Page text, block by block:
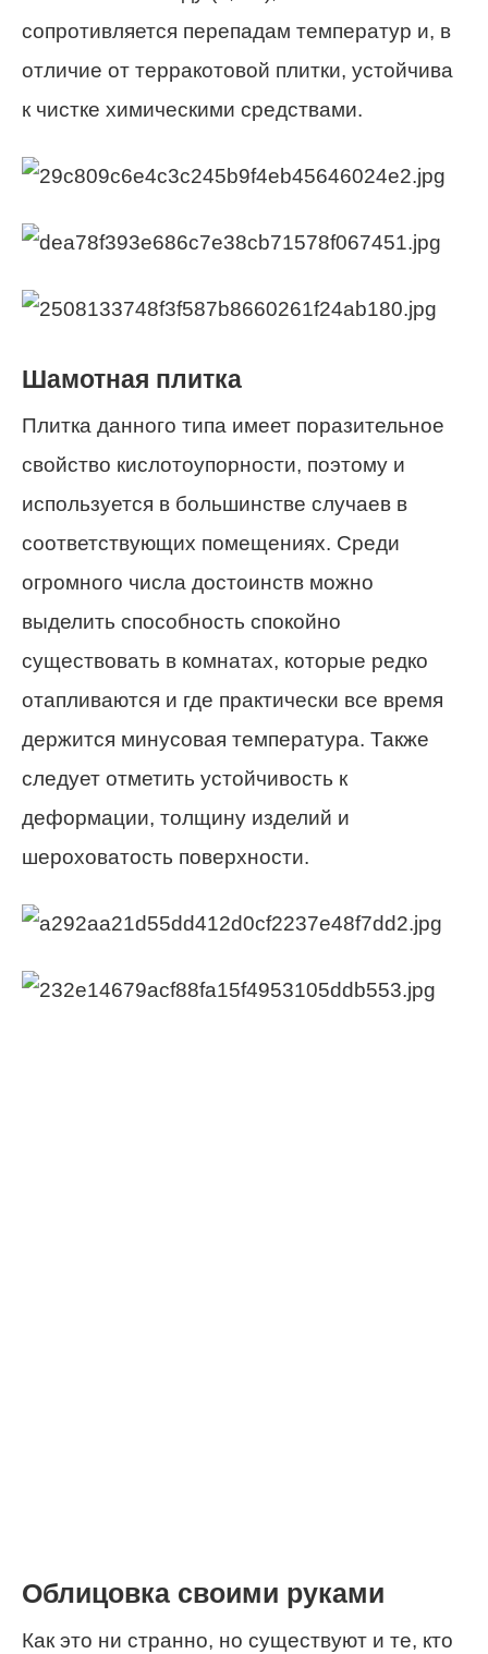
сопротивляется перепадам температур и, в
отличие от терракотовой плитки, устойчива
к чистке химическими средствами.
Шамотная плитка
Плитка данного типа имеет поразительное
свойство кислотоупорности, поэтому и
используется в большинстве случаев в
соответствующих помещениях. Среди
огромного числа достоинств можно
выделить способность спокойно
существовать в комнатах, которые редко
отапливаются и где практически все время
держится минусовая температура. Также
следует отметить устойчивость к
деформации, толщину изделий и
шероховатость поверхности.
Облицовка своими руками
Как это ни странно, но существуют и те, кто